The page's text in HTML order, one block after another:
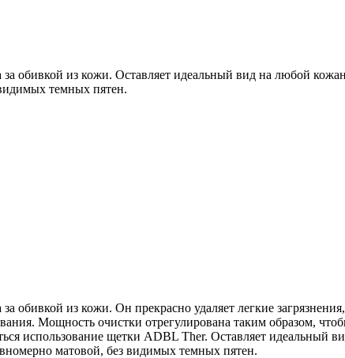
обивкой из кожи. Оставляет идеальный вид на любой
темных пятен.
обивкой из кожи. Он прекрасно удаляет легкие
Мощность очистки отрегулирована таким образом,
использование щетки ADBL Ther. Оставляет идеальный
матовой, без видимых темных пятен.